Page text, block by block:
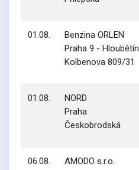
01.08.
Benzina ORLEN
Praha 9 - Hloubětín
Kolbenova 809/31
01.08.
NORD
Praha
Českobrodská
06.08.
AMODO s.r.o.